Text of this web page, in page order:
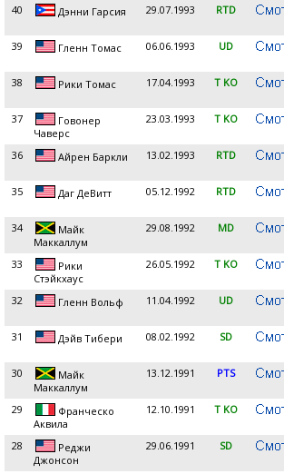
40 Дэнни Гарсия 29.07.1993 RTD
39 Гленн Томас 06.06.1993 UD
38 Рики Томас 17.04.1993 T KO
37
Говонер
Чаверс
23.03.1993 T KO
36 Айрен Баркли 13.02.1993 RTD
35 Даг ДеВитт 05.12.1992 RTD
34
Майк
Маккаллум
29.08.1992 MD
33
Рики
Стэйкхаус
26.05.1992 T KO
32 Гленн Вольф 11.04.1992 UD
31 Дэйв Тибери 08.02.1992 SD
30
Майк
Маккаллум
13.12.1991 PTS
29
Франческо
Аквила
12.10.1991 T KO
28
Реджи
Джонсон
29.06.1991 SD